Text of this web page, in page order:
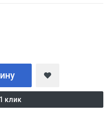
клик